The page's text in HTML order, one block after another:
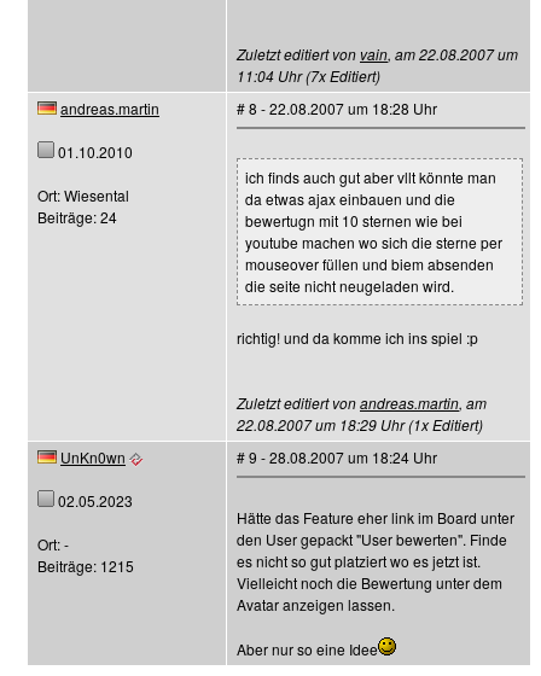
Zuletzt editiert von vain, am 22.08.2007 um
11:04 Uhr (7x Editiert)
andreas.martin
01.10.2010
Ort: Wiesental
Beiträge: 24
# 8 - 22.08.2007 um 18:28 Uhr
ich finds auch gut aber vllt könnte man
da etwas ajax einbauen und die
bewertugn mit 10 sternen wie bei
youtube machen wo sich die sterne per
mouseover füllen und biem absenden
die seite nicht neugeladen wird.
richtig! und da komme ich ins spiel :p
Zuletzt editiert vonandreas.martin, am
22.08.2007 um 18:29 Uhr (1x Editiert)
UnKn0wn
02.05.2023
Ort: -
Beiträge: 1215
# 9 - 28.08.2007 um 18:24 Uhr
Hätte das Feature eher link im Board unter
den User gepackt "User bewerten". Finde
es nicht so gut platziert wo es jetzt ist.
Vielleicht noch die Bewertung unter dem
Avatar anzeigen lassen.
Aber nur so eine Idee